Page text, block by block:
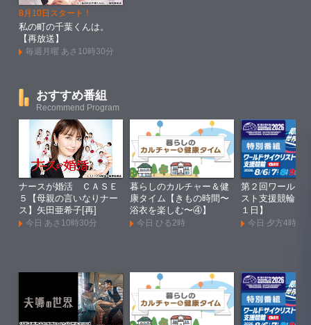
8月10日スタート！
私の町の千葉くんは。
【再放送】
毎週月曜 あさ10時30分
おすすめ番組
Recommend Program
ナースが婚活 ＣＡＳＥ
５【母親の言いなりナー
ス】矢田亜希子[再]
今日 あさ10時30分
暮らしのカルチャー＆健
康タイム【きもの時間〜
浴衣を楽しむ〜④】
今日 ひる2時
第２回ワールド
スト支援競輪
１日】
今日 夕方4時